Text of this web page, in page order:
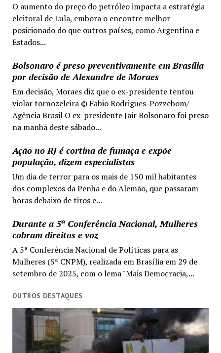
O aumento do preço do petróleo impacta a estratégia
eleitoral de Lula, embora o encontre melhor
posicionado do que outros países, como Argentina e
Estados...
Bolsonaro é preso preventivamente em Brasília
por decisão de Alexandre de Moraes
Em decisão, Moraes diz que o ex-presidente tentou
violar tornozeleira © Fabio Rodrigues-Pozzebom/
Agência Brasil O ex-presidente Jair Bolsonaro foi preso
na manhã deste sábado...
Ação no RJ é cortina de fumaça e expõe
população, dizem especialistas
Um dia de terror para os mais de 150 mil habitantes
dos complexos da Penha e do Alemão, que passaram
horas debaixo de tiros e...
Durante a 5ª Conferência Nacional, Mulheres
cobram direitos e voz
A 5ª Conferência Nacional de Políticas para as
Mulheres (5ª CNPM), realizada em Brasília em 29 de
setembro de 2025, com o lema "Mais Democracia,...
OUTROS DESTAQUES